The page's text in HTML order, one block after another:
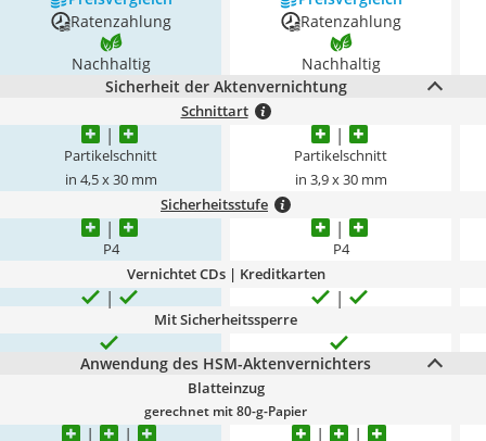
Ratenzahlung
Ratenzahlung
Nachhaltig
Nachhaltig
Sicherheit der Aktenvernichtung
Schnittart
Partikelschnitt
in 4,5 x 30 mm
Partikelschnitt
in 3,9 x 30 mm
Sicherheitsstufe
P4 P4
Vernichtet CDs | Kreditkarten
Mit Sicherheitssperre
Anwendung des HSM-Aktenvernichters
Blatteinzug
gerechnet mit 80-g-Papier